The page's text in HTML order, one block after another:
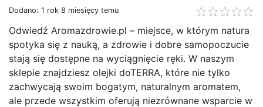
Dodano: 1 rok 8 miesięcy temu
Odwiedź Aromazdrowie.pl – miejsce, w którym natura
spotyka się z nauką, a zdrowie i dobre samopoczucie
stają się dostępne na wyciągnięcie ręki. W naszym
sklepie znajdziesz olejki doTERRA, które nie tylko
zachwycają swoim bogatym, naturalnym aromatem,
ale przede wszystkim oferują niezrównane wsparcie w